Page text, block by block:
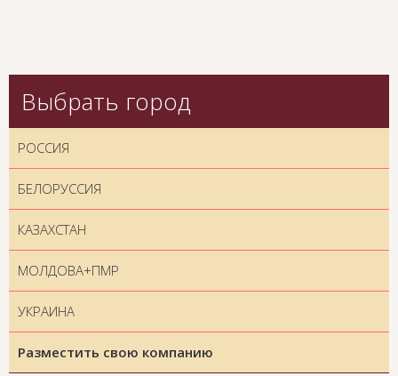
Выбрать город
РОССИЯ
БЕЛОРУССИЯ
КАЗАХСТАН
МОЛДОВА+ПМР
УКРАИНА
Разместить свою компанию